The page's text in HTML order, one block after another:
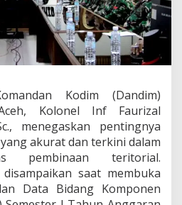
Kodim (Dandim)
Kolonel Inf Faurizal
menegaskan pentingnya
akurat dan terkini dalam
pembinaan teritorial.
saat membuka
Data Bidang Komponen